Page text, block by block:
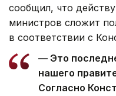
сообщил, что
министров сложит
в соответствии с
— Это
нашего
Согласно